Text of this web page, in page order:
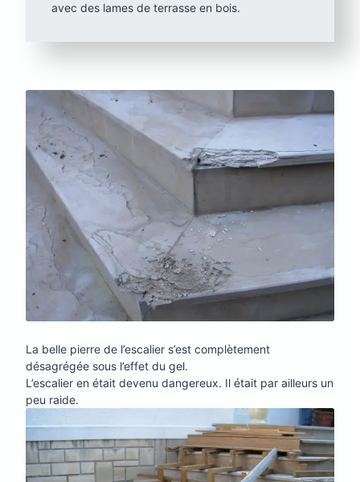
avec des lames de terrasse en bois.
La belle pierre de l’escalier s’est complètement
désagrégée sous l’effet du gel.
L’escalier en était devenu dangereux. Il était par ailleurs un
peu raide.